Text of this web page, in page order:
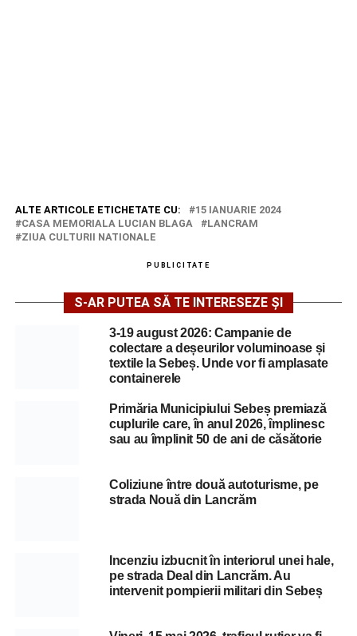
ALTE ARTICOLE ETICHETATE CU:
15 IANUARIE 2024
CASA MEMORIALA LUCIAN BLAGA
LANCRAM
ZIUA CULTURII NATIONALE
PUBLICITATE
S-AR PUTEA SĂ TE INTERESEZE ȘI
3-19 august 2026: Campanie de
colectare a deșeurilor voluminoase și
textile la Sebeș. Unde vor fi amplasate
containerele
Primăria Municipiului Sebeș premiază
cuplurile care, în anul 2026, împlinesc
sau au împlinit 50 de ani de căsătorie
Coliziune între două autoturisme, pe
strada Nouă din Lancrăm
Incenziu izbucnit în interiorul unei hale,
pe strada Deal din Lancrăm. Au
intervenit pompierii militari din Sebeș